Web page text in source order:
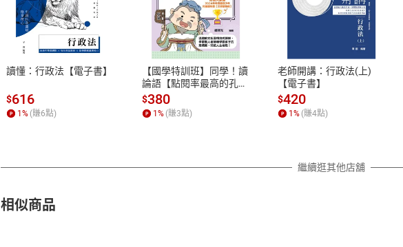
付款方式
ATM轉帳、信用卡、LINE PAY、AFTEE
退換貨規範
本店是否提供消費者保護法七日猶
之權利，遽消費者保護法及通訊交
除權合理例外情事適用準則，依商
質各有不同規定。詳細退換貨說明
照各商品說明。
讀懂：行政法【電子書】
$616
1 % (賺6點)
【國學特訓班】同學！讀
論語【點閱率最高的孔子
篇】逗趣的文配圖情境式
講解，學習聖人老師和學
霸弟子的高情商，開拓人
$380
1 % (賺3點)
老師開講：行政法(上)
【電子書】
$420
1 % (賺4點)
繼續逛其他店舖
相似商品